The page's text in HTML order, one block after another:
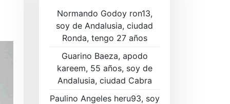
Normando Godoy ron13,
soy de Andalusia, ciudad
Ronda, tengo 27 años
Guarino Baeza, apodo
kareem, 55 años, soy de
Andalusia, ciudad Cabra
Paulino Angeles heru93, soy